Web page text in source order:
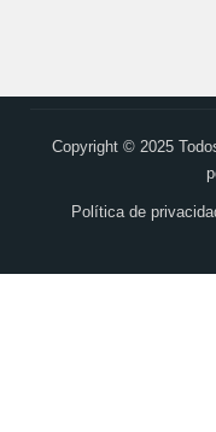
Copyright © 2025
Política de